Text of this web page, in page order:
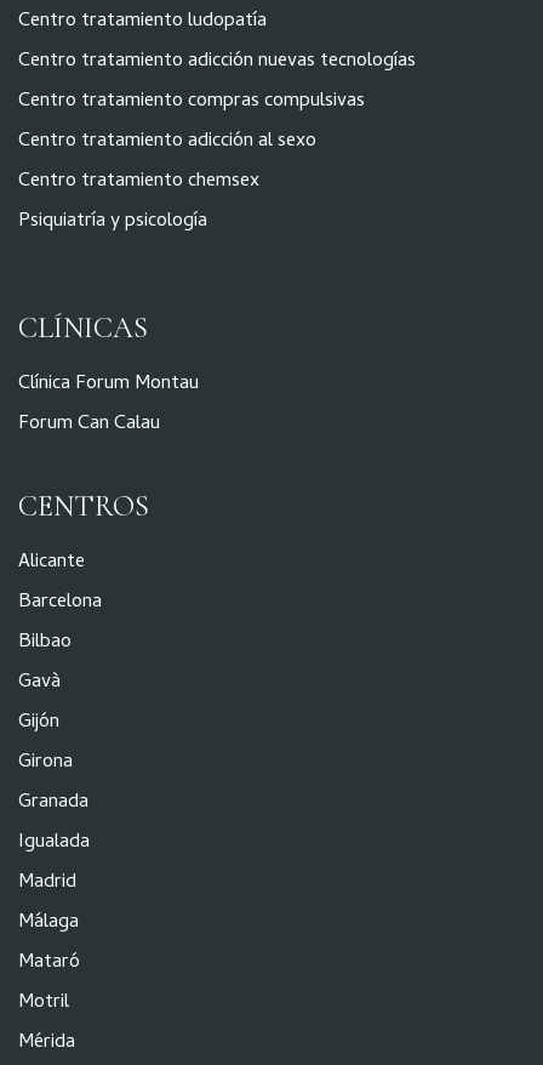
Centro tratamiento ludopatía
Centro tratamiento adicción nuevas tecnologías
Centro tratamiento compras compulsivas
Centro tratamiento adicción al sexo
Centro tratamiento chemsex
Psiquiatría y psicología
CLÍNICAS
Clínica Forum Montau
Forum Can Calau
CENTROS
Alicante
Barcelona
Bilbao
Gavà
Gijón
Girona
Granada
Igualada
Madrid
Málaga
Mataró
Motril
Mérida